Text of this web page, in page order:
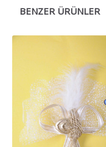
BENZER ÜRÜNLER